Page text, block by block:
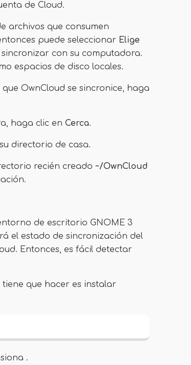
de Cloud.
archivos que consumen
puede seleccionar Elige
con su computadora.
espacios de disco locales.
OwnCloud se sincronice, haga
haga clic en Cerca.
directorio de casa.
recién creado ~/OwnCloud
de escritorio GNOME 3
el estado de sincronización del
Entonces, es fácil detectar
que hacer es instalar
.